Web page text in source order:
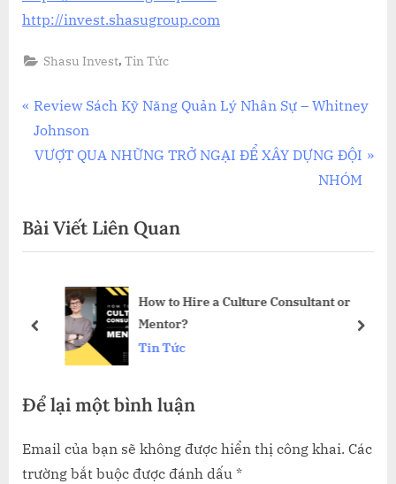
http://invest.shasugroup.com
Shasu Invest,Tin Tức
Điều
hướng
viết
P
r
e
o
u
o
:
Review Sách Kỹ Năng Quản Lý Nhân Sự – Whitney
Johnson
N
t
P
t
VƯỢT QUA NHỮNG TRỞ NGẠI ĐỂ XÂY DỰNG ĐỘI
NHÓM
Bài Viết Liên Quan
How to Hire a Culture Consultant or
Mentor?
Tin Tức
prev next
Để lại một bình luận
Email của bạn sẽ không được hiển thị công khai. Các
trường bắt buộc được đánh dấu *